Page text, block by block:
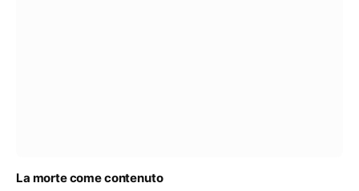
La morte come contenuto